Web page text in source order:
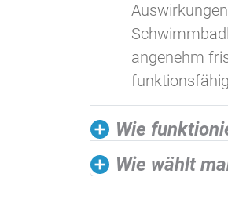
angenehm
Wie
Wie wählt